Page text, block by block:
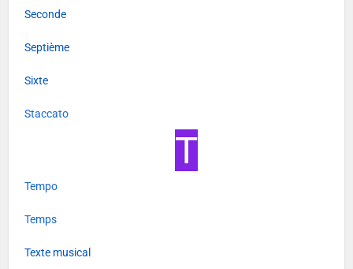
Seconde
Septième
Sixte
Staccato
T
Tempo
Temps
Texte musical